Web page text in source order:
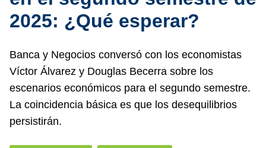
2025: ¿Qué esperar?
Banca y Negocios conversó con los economistas
Víctor Álvarez y Douglas Becerra sobre los
escenarios económicos para el segundo semestre.
La coincidencia básica es que los desequilibrios
persistirán.